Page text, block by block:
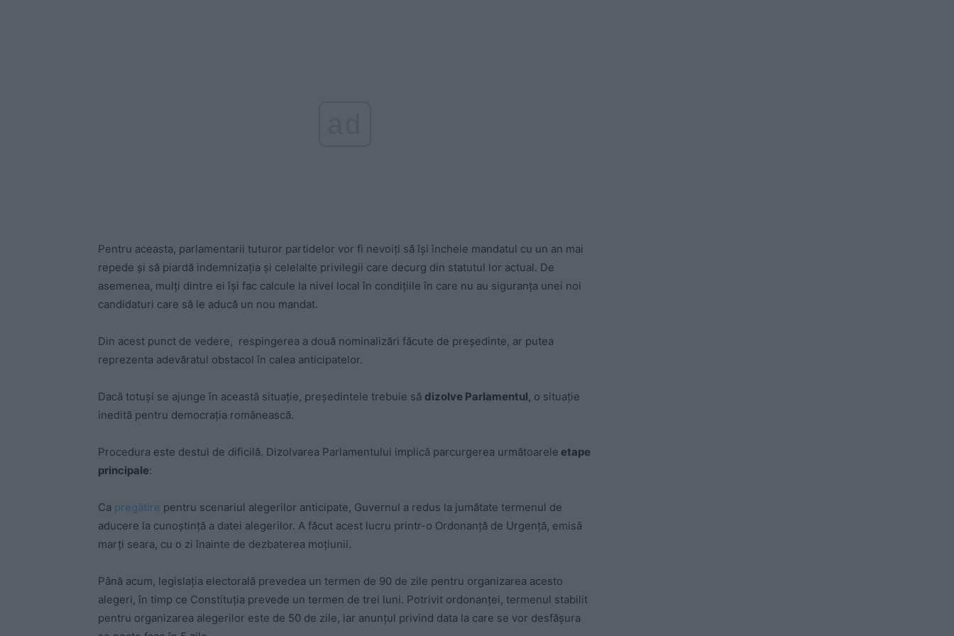
Pentru aceasta, parlamentarii tuturor partidelor vor fi nevoiți să își încheie mandatul cu un an mai
repede și să piardă indemnizația și celelalte privilegii care decurg din statutul lor actual. De
asemenea, mulți dintre ei își fac calcule la nivel local în condițiile în care nu au siguranța unei noi
candidaturi care să le aducă un nou mandat.
Din acest punct de vedere, respingerea a două nominalizări făcute de președinte, ar putea
reprezenta adevăratul obstacol în calea anticipatelor.
Dacă totuși se ajunge în această situație, președintele trebuie să dizolve Parlamentul, o situație
inedită pentru democrația românească.
Procedura este destul de dificilă. Dizolvarea Parlamentului implică parcurgerea următoarele etape
principale:
Ca pregătire pentru scenariul alegerilor anticipate, Guvernul a redus la jumătate termenul de
aducere la cunoștință a datei alegerilor. A făcut acest lucru printr-o Ordonanţă de Urgenţă, emisă
marți seara, cu o zi înainte de dezbaterea moțiunii.
Până acum, legislația electorală prevedea un termen de 90 de zile pentru organizarea acesto
alegeri, în timp ce Constituția prevede un termen de trei luni. Potrivit ordonanței, termenul stabilit
pentru organizarea alegerilor este de 50 de zile, iar anunțul privind data la care se vor desfășura